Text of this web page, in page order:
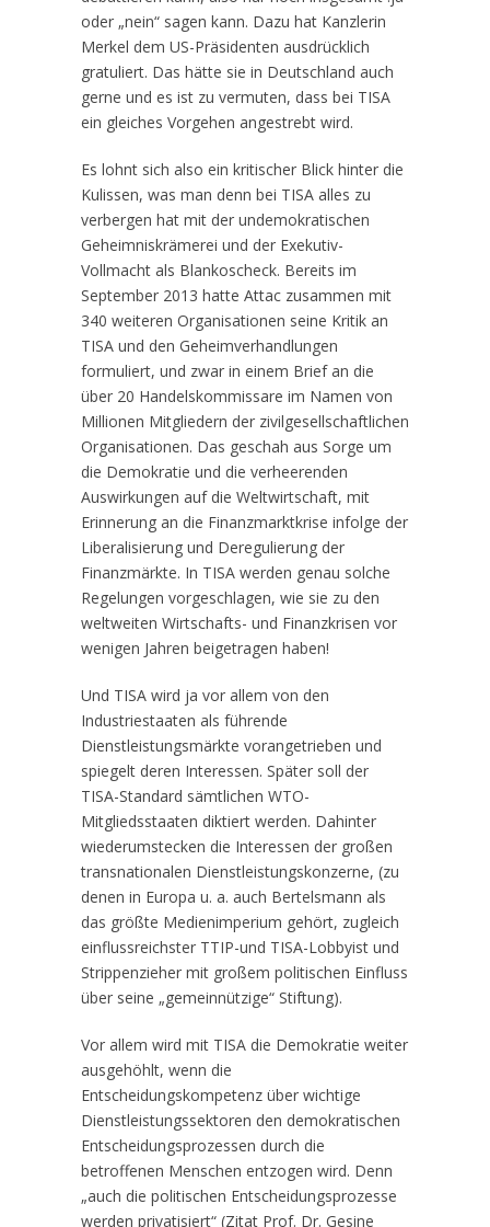
oder „nein“ sagen kann. Dazu hat Kanzlerin
Merkel dem US-Präsidenten ausdrücklich
gratuliert. Das hätte sie in Deutschland auch
gerne und es ist zu vermuten, dass bei TISA
ein gleiches Vorgehen angestrebt wird.
Es lohnt sich also ein kritischer Blick hinter die
Kulissen, was man denn bei TISA alles zu
verbergen hat mit der undemokratischen
Geheimniskrämerei und der Exekutiv-
Vollmacht als Blankoscheck. Bereits im
September 2013 hatte Attac zusammen mit
340 weiteren Organisationen seine Kritik an
TISA und den Geheimverhandlungen
formuliert, und zwar in einem Brief an die
über 20 Handelskommissare im Namen von
Millionen Mitgliedern der zivilgesellschaftlichen
Organisationen. Das geschah aus Sorge um
die Demokratie und die verheerenden
Auswirkungen auf die Weltwirtschaft, mit
Erinnerung an die Finanzmarktkrise infolge der
Liberalisierung und Deregulierung der
Finanzmärkte. In TISA werden genau solche
Regelungen vorgeschlagen, wie sie zu den
weltweiten Wirtschafts- und Finanzkrisen vor
wenigen Jahren beigetragen haben!
Und TISA wird ja vor allem von den
Industriestaaten als führende
Dienstleistungsmärkte vorangetrieben und
spiegelt deren Interessen. Später soll der
TISA-Standard sämtlichen WTO-
Mitgliedsstaaten diktiert werden. Dahinter
wiederumstecken die Interessen der großen
transnationalen Dienstleistungskonzerne, (zu
denen in Europa u. a. auch Bertelsmann als
das größte Medienimperium gehört, zugleich
einflussreichster TTIP-und TISA-Lobbyist und
Strippenzieher mit großem politischen Einfluss
über seine „gemeinnützige“ Stiftung).
Vor allem wird mit TISA die Demokratie weiter
ausgehöhlt, wenn die
Entscheidungskompetenz über wichtige
Dienstleistungssektoren den demokratischen
Entscheidungsprozessen durch die
betroffenen Menschen entzogen wird. Denn
„auch die politischen Entscheidungsprozesse
werden privatisiert“ (Zitat Prof. Dr. Gesine